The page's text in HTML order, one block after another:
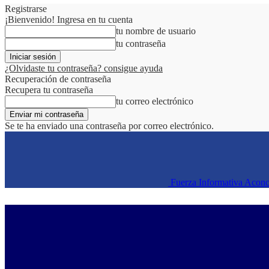
Registrarse
¡Bienvenido! Ingresa en tu cuenta
tu nombre de usuario
tu contraseña
¿Olvidaste tu contraseña? consigue ayuda
Recuperación de contraseña
Recupera tu contraseña
tu correo electrónico
Se te ha enviado una contraseña por correo electrónico.
Fuerza Informativa